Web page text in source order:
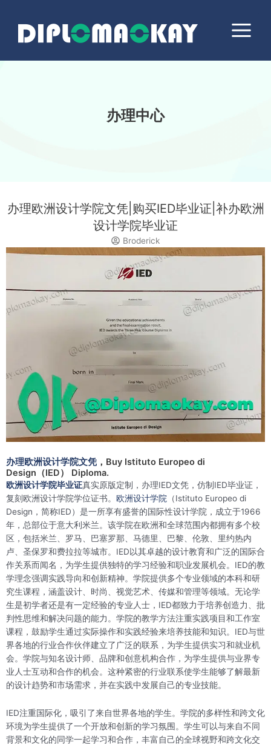
Menu
办理中心
办理欧洲设计学院文凭|购买IED毕业证|补办欧洲
设计学院毕业证
Broderick
办理欧洲设计学院文凭 ，Buy Istituto Europeo di
Design（IED） Diploma.
欧洲设计学院毕业证真实原版定制，办理IED文凭，仿制IED毕业证，
复刻欧洲设计学院学位证书。 欧洲设计学院 （Istituto Europeo di
Design，简称IED）是一所享有盛誉的国际性设计学院，成立于1966
年，总部位于意大利米兰。该学院在欧洲和全球范围内都拥有多个校
区，包括米兰、罗马、巴塞罗那、马德里、巴黎、伦敦、里约热内
卢、圣保罗和费拉拉等城市。IED以其卓越的设计教育和广泛的国际合
作关系而闻名，为学生提供独特的学习经验和职业发展机会。IED的教
学理念强调实践导向和创新精神。学院提供多个专业领域的本科和研
究生课程，涵盖设计、时尚、视觉艺术、传媒和管理等领域。无论学
生是初学者还是有一定经验的专业人士，IED都致力于培养创造力、批
判性思维和解决问题的能力。学院的教学方法注重实践项目和工作室
课程，鼓励学生通过实际操作和实践经验来培养技能和知识。IED与世
界各地的行业合作伙伴建立了广泛的联系，为学生提供实习和就业机
会。学院与知名设计师、品牌和创意机构合作，为学生提供与业界专
业人士互动和合作的机会。这种紧密的行业联系使学生能够了解最新
的设计趋势和市场需求，并在实践中发展自己的专业技能。
IED注重国际化，吸引了来自世界各地的学生。学院的多样性和跨文化
环境为学生提供了一个开放和创新的学习氛围。学生可以与来自不同
背景和文化的同学一起学习和合作，丰富自己的全球视野和跨文化交